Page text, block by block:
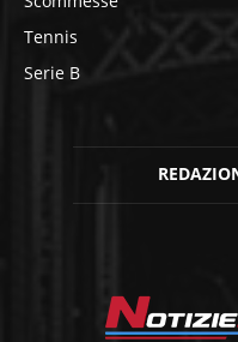
Tennis
Serie B